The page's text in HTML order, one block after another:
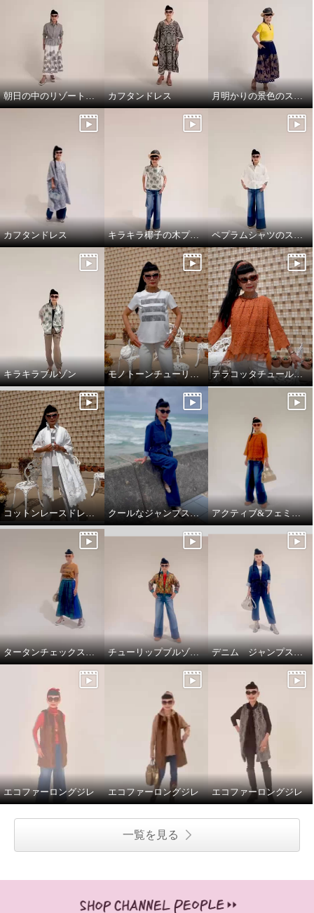
朝日の中のリゾート地の景色のスカートと、ドレスシャツ カフタンドレス 月明かりの景色のスカートで，リラックス!
カフタンドレス キラキラ椰子の木プルオーバーでワクワクスタイリング ペプラムシャツのスタイリング
キラキラブルゾン モノトーンチューリップ柄のTシャツ テラコッタチュールレースプルオーバー。
コットンレースドレスコート クールなジャンプスーツ‼️ アクティブ&フェミニンスタイリング
タータンチェックスカートで、新鮮スタイリング チューリップブルゾンと、ブラストパギーパンツ デニム ジャンプスーツ
エコファーロングジレ エコファーロングジレ エコファーロングジレ
一覧を見る